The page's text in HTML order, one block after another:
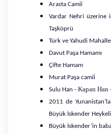
Arasta Camii
Vardar Nehri üzerine
Taşköprü
Türk ve Yahudi
Davut Paşa Hamamı
Çifte Hamam
Murat Paşa camii
Sulu Han - Kapan Han
2011 de
Büyük İskender Heykeli
Büyük İskender’in